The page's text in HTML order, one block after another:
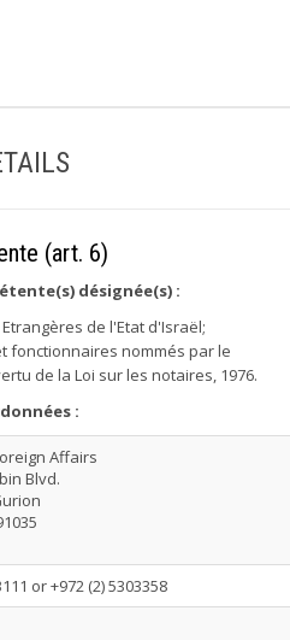
(art. 6)
désignée(s) :
de l'Etat d'Israël;
fonctionnaires nommés par le
de la Loi sur les notaires, 1976.
:
Affairs
Blvd.
or +972 (2) 5303358